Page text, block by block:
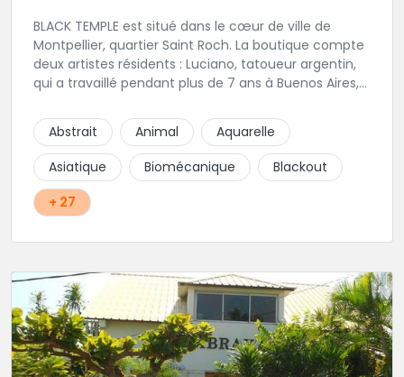
BLACK TEMPLE est situé dans le cœur de ville de
Montpellier, quartier Saint Roch. La boutique compte
deux artistes résidents : Luciano, tatoueur argentin,
qui a travaillé pendant plus de 7 ans à Buenos Aires,
qui a travaillé dans plusieurs boutiques de la ville
avant de rejoindre notre équipe. La boutique
accueille plusieurs artistes tatoueurs en tant que
guests tout au long de l'année afin de proposer
d'autres styles.
Abstrait Animal
Aquarelle
Asiatique
Biomécanique
Blackout
+ 27